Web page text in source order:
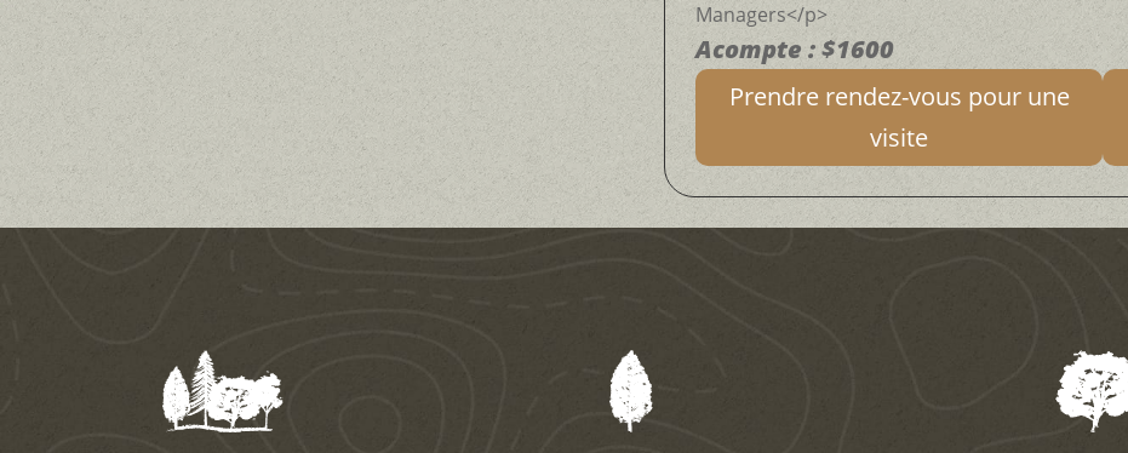
Managers</p>
Acompte : $1600
Prendre rendez-vous pour une
visite